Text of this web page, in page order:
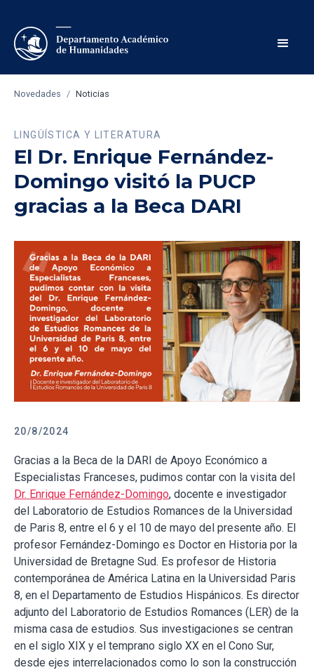
Novedades / Noticias
LINGÜÍSTICA Y LITERATURA
El Dr. Enrique Fernández-
Domingo visitó la PUCP
gracias a la Beca DARI
20/8/2024
Gracias a la Beca de la DARI de Apoyo Económico a
Especialistas Franceses, pudimos contar con la visita del
Dr. Enrique Fernández-Domingo, docente e investigador
del Laboratorio de Estudios Romances de la Universidad
de Paris 8, entre el 6 y el 10 de mayo del presente año. El
profesor Fernández-Domingo es Doctor en Historia por la
Universidad de Bretagne Sud. Es profesor de Historia
contemporánea de América Latina en la Universidad Paris
8, en el Departamento de Estudios Hispánicos. Es director
adjunto del Laboratorio de Estudios Romances (LER) de la
misma casa de estudios. Sus investigaciones se centran
en el siglo XIX y el temprano siglo XX en el Cono Sur,
desde ejes interrelacionados como lo son la construcción